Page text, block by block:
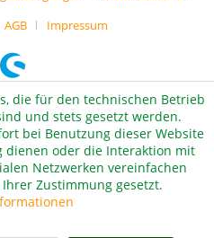
AGB Impressum
die für den technischen Betrieb
und stets gesetzt werden.
bei Benutzung dieser Website
dienen oder die Interaktion mit
Netzwerken vereinfachen
Zustimmung gesetzt.